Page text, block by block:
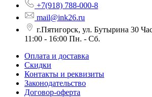
+7(918) 788-000-8
mail@ink26.ru
г.Пятигорск, ул. Бутырина 30
11:00 - 16:00 Пн. - Сб.
Оплата и доставка
Скидки
Контакты и реквизиты
Законодательство
Договор-оферта